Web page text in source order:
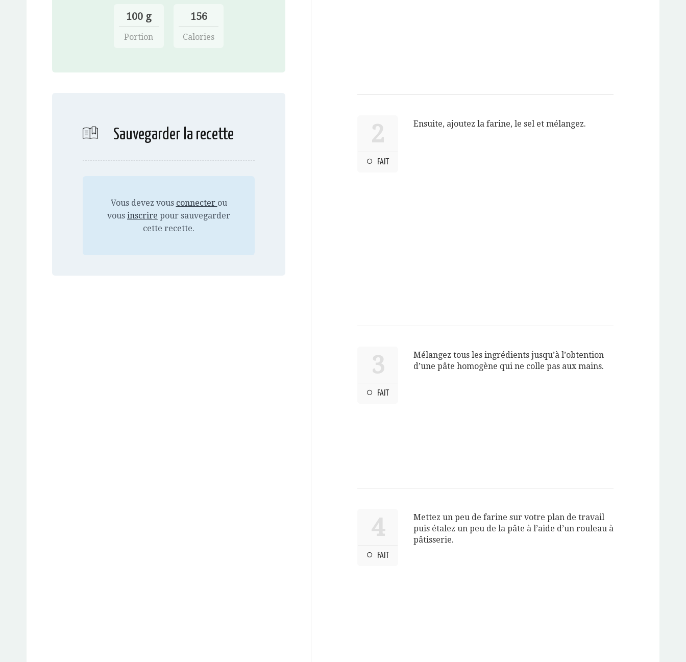
100 g
Portion
156
Calories
Sauvegarder la recette
Vous devez vous connecter ou
vous inscrire pour sauvegarder
cette recette.
2
FAIT
Ensuite, ajoutez la farine, le sel et mélangez.
3
FAIT
Mélangez tous les ingrédients jusqu’à l’obtention
d’une pâte homogène qui ne colle pas aux mains.
4
FAIT
Mettez un peu de farine sur votre plan de travail
puis étalez un peu de la pâte à l’aide d’un rouleau à
pâtisserie.